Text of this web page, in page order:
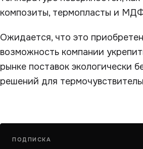
композиты, термопласты и
Ожидается, что это
возможность компании
рынке поставок экологически
решений для
ПОДПИСКА